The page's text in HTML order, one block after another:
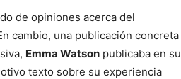
de opiniones acerca del
cambio, una publicación concreta
Emma Watson publicaba en su
texto sobre su experiencia